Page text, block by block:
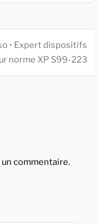
• Expert dispositifs
norme XP S99-223
commentaire.